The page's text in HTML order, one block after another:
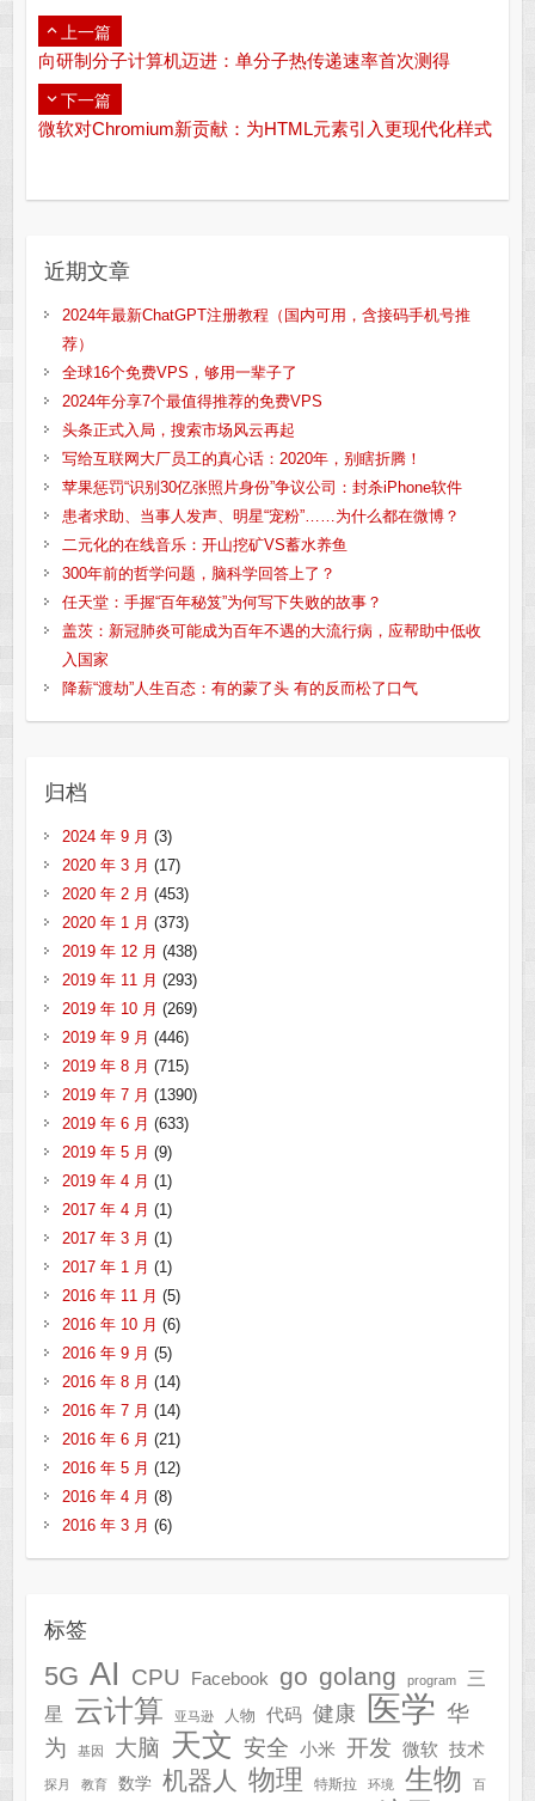
上一篇
向研制分子计算机迈进：单分子热传递速率首次测得
下一篇
微软对Chromium新贡献：为HTML元素引入更现代化样式
近期文章
2024年最新ChatGPT注册教程（国内可用，含接码手机号推
荐）
全球16个免费VPS，够用一辈子了
2024年分享7个最值得推荐的免费VPS
头条正式入局，搜索市场风云再起
写给互联网大厂员工的真心话：2020年，别瞎折腾！
苹果惩罚“识别30亿张照片身份”争议公司：封杀iPhone软件
患者求助、当事人发声、明星“宠粉”……为什么都在微博？
二元化的在线音乐：开山挖矿VS蓄水养鱼
300年前的哲学问题，脑科学回答上了？
任天堂：手握“百年秘笈”为何写下失败的故事？
盖茨：新冠肺炎可能成为百年不遇的大流行病，应帮助中低收
入国家
降薪“渡劫”人生百态：有的蒙了头 有的反而松了口气
归档
2024 年 9 月 (3)
2020 年 3 月 (17)
2020 年 2 月 (453)
2020 年 1 月 (373)
2019 年 12 月 (438)
2019 年 11 月 (293)
2019 年 10 月 (269)
2019 年 9 月 (446)
2019 年 8 月 (715)
2019 年 7 月 (1390)
2019 年 6 月 (633)
2019 年 5 月 (9)
2019 年 4 月 (1)
2017 年 4 月 (1)
2017 年 3 月 (1)
2017 年 1 月 (1)
2016 年 11 月 (5)
2016 年 10 月 (6)
2016 年 9 月 (5)
2016 年 8 月 (14)
2016 年 7 月 (14)
2016 年 6 月 (21)
2016 年 5 月 (12)
2016 年 4 月 (8)
2016 年 3 月 (6)
标签
5G AI CPU Facebook go golang program
三
星
云计算 亚马逊 人物 代码 健康 医学 华
为
基因 大脑 天文 安全 小米 开发 微软 技术
探月 教育 数学 机器人 物理 特斯拉 环境 生物 百